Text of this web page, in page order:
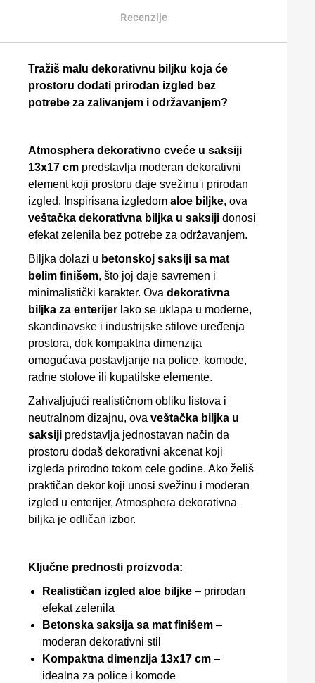
Recenzije
Tražiš malu dekorativnu biljku koja će
prostoru dodati prirodan izgled bez
potrebe za zalivanjem i održavanjem?
Atmosphera dekorativno cveće u saksiji
13x17 cm predstavlja moderan dekorativni
element koji prostoru daje svežinu i prirodan
izgled. Inspirisana izgledom aloe biljke, ova
veštačka dekorativna biljka u saksiji donosi
efekat zelenila bez potrebe za održavanjem.
Biljka dolazi u betonskoj saksiji sa mat
belim finišem, što joj daje savremen i
minimalistički karakter. Ova dekorativna
biljka za enterijer lako se uklapa u moderne,
skandinavske i industrijske stilove uređenja
prostora, dok kompaktna dimenzija
omogućava postavljanje na police, komode,
radne stolove ili kupatilske elemente.
Zahvaljujući realističnom obliku listova i
neutralnom dizajnu, ova veštačka biljka u
saksiji predstavlja jednostavan način da
prostoru dodaš dekorativni akcenat koji
izgleda prirodno tokom cele godine. Ako želiš
praktičan dekor koji unosi svežinu i moderan
izgled u enterijer, Atmosphera dekorativna
biljka je odličan izbor.
Ključne prednosti proizvoda:
Realističan izgled aloe biljke – prirodan
efekat zelenila
Betonska saksija sa mat finišem –
moderan dekorativni stil
Kompaktna dimenzija 13x17 cm –
idealna za police i komode